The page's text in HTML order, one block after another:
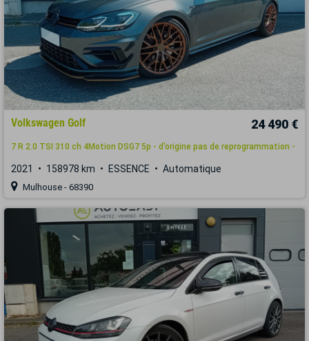
Volkswagen Golf 24 490 €
7 R 2.0 TSI 310 ch 4Motion DSG7 5p - d'origine pas de reprogrammation -
2021 158978 km ESSENCE Automatique
Mulhouse - 68390